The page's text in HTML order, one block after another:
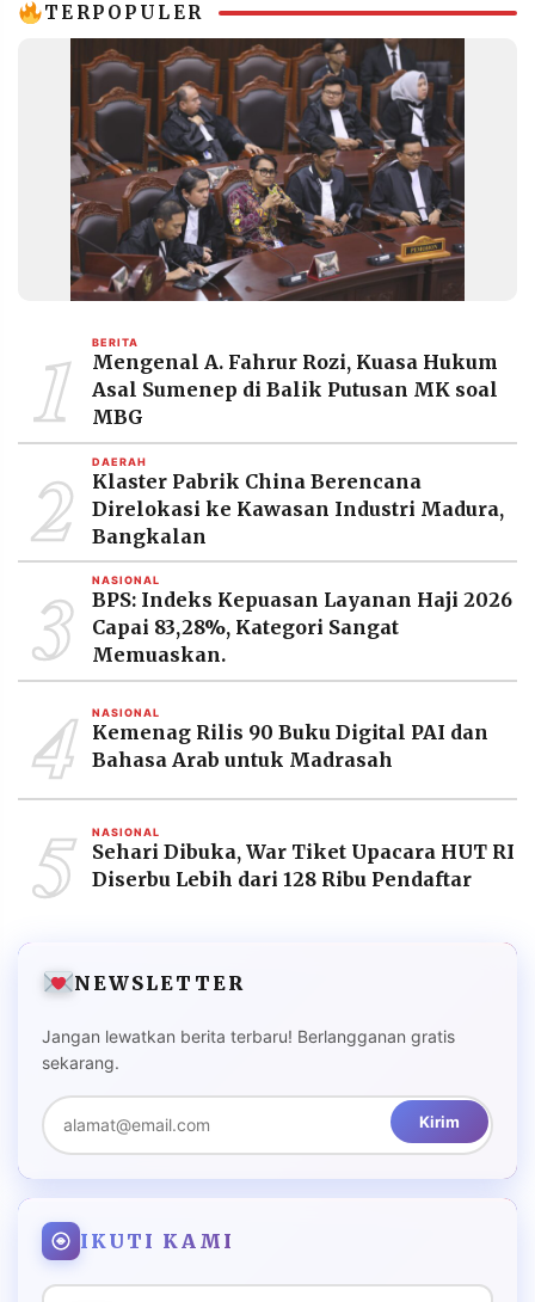
TERPOPULER
1 BERITA
Mengenal A. Fahrur Rozi, Kuasa Hukum
Asal Sumenep di Balik Putusan MK soal
MBG
2 DAERAH
Klaster Pabrik China Berencana
Direlokasi ke Kawasan Industri Madura,
Bangkalan
3 NASIONAL
BPS: Indeks Kepuasan Layanan Haji 2026
Capai 83,28%, Kategori Sangat
Memuaskan.
4 NASIONAL
Kemenag Rilis 90 Buku Digital PAI dan
Bahasa Arab untuk Madrasah
5 NASIONAL
Sehari Dibuka, War Tiket Upacara HUT RI
Diserbu Lebih dari 128 Ribu Pendaftar
NEWSLETTER
Jangan lewatkan berita terbaru! Berlangganan gratis
sekarang.
Kirim
IKUTI KAMI